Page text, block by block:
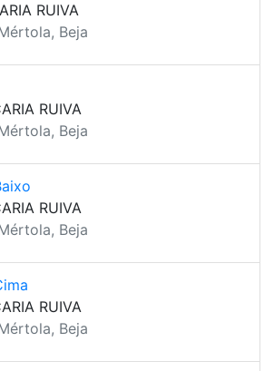
RUIVA
Beja
RUIVA
Beja
RUIVA
Beja
RUIVA
Beja